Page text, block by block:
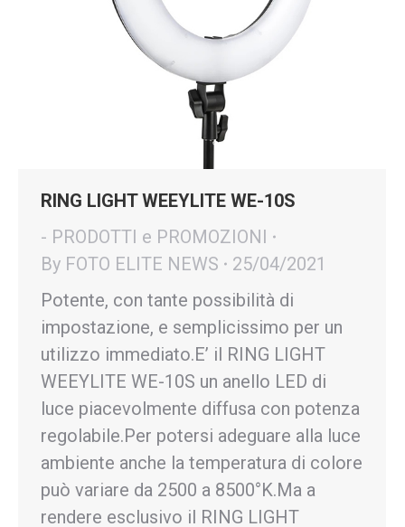
RING LIGHT WEEYLITE WE-10S
- PRODOTTI e PROMOZIONI
By FOTO ELITE NEWS
25/04/2021
Potente, con tante possibilità di
impostazione, e semplicissimo per un
utilizzo immediato.E’ il RING LIGHT
WEEYLITE WE-10S un anello LED di
luce piacevolmente diffusa con potenza
regolabile.Per potersi adeguare alla luce
ambiente anche la temperatura di colore
può variare da 2500 a 8500°K.Ma a
rendere esclusivo il RING LIGHT